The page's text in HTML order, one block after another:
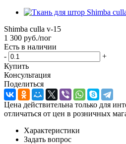
Shimba culla v-15
1 300 руб./пог
Есть в наличии
-
+
Купить
Консультация
Поделиться
Цена действительна только для
отличаться от цен в розничных
Характеристики
Задать вопрос